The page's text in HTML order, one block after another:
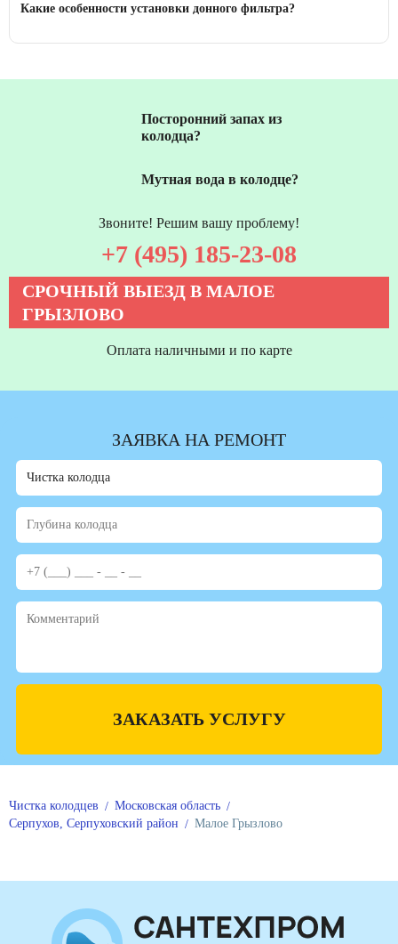
Какие особенности установки донного фильтра?
Посторонний запах из
колодца?
Мутная вода в колодце?
Звоните! Решим вашу проблему!
+7 (495) 185-23-08
СРОЧНЫЙ ВЫЕЗД В МАЛОЕ
ГРЫЗЛОВО
Оплата наличными и по карте
ЗАЯВКА НА РЕМОНТ
ЗАКАЗАТЬ УСЛУГУ
Чистка колодцев
Московская область
Серпухов, Серпуховский район
Малое Грызлово